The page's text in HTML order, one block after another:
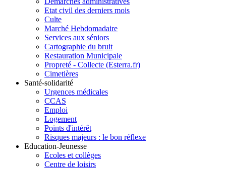
Etat civil des derniers mois
Culte
Marché Hebdomadaire
Services aux séniors
Cartographie du bruit
Restauration Municipale
Propreté - Collecte (Esterra.fr)
Cimetières
Santé-solidarité
Urgences médicales
CCAS
Emploi
Logement
Points d'intérêt
Risques majeurs : le bon réflexe
Education-Jeunesse
Ecoles et collèges
Centre de loisirs